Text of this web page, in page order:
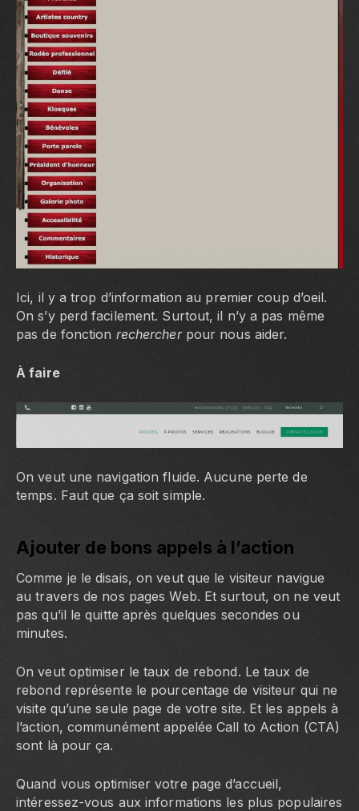
Ici, il y a trop d’information au premier coup d’oeil.
On s’y perd facilement. Surtout, il n’y a pas même
pas de fonction rechercherpour nous aider.
À faire
On veut une navigation fluide. Aucune perte de
temps. Faut que ça soit simple.
Ajouter de bons appels à l’action
Comme je le disais, on veut que le visiteur navigue
au travers de nos pages Web. Et surtout, on ne veut
pas qu’il le quitte après quelques secondes ou
minutes.
On veut optimiser le taux de rebond. Le taux de
rebond représente le pourcentage de visiteur qui ne
visite qu’une seule page de votre site. Et les appels à
l’action, communément appelée Call to Action (CTA)
sont là pour ça.
Quand vous optimiser votre page d’accueil,
intéressez-vous aux informations les plus populaires